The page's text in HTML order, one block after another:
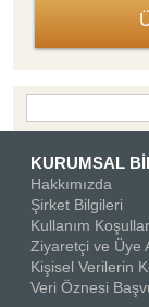
KURUMSAL
Hakkımızda
Şirket Bilgileri
Kullanım
Ziyaretçi ve Üye
Kişisel Verilerin
Veri Öznesi